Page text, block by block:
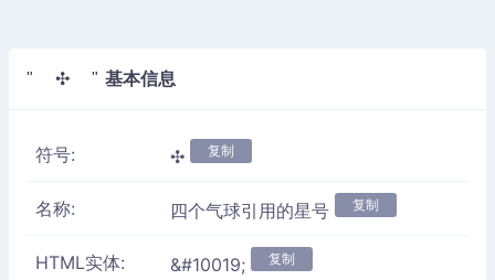
" ✣ " 基本信息
符号: ✣ 复制
名称: 四个气球引用的星号 复制
HTML实体: &#10019; 复制